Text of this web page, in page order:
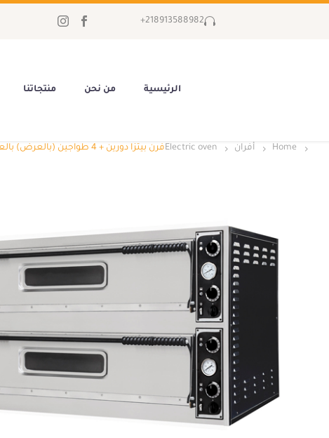
218913588982+
الرئيسية من نحن منتجاتنا
Home أفران Electric ovenفرن بيتزا دورين + 4 طواجين (بالعرض) بالعربة